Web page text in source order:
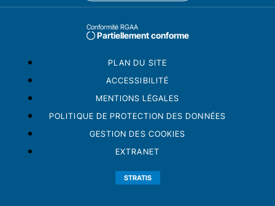
Conformité RGAA
Partiellement conforme
PLAN DU SITE
ACCESSIBILITÉ
MENTIONS LÉGALES
POLITIQUE DE PROTECTION DES DONNÉES
GESTION DES COOKIES
EXTRANET
STRATIS